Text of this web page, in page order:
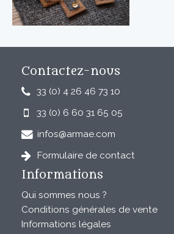
Contactez-nous
33 (0) 4 26 46 73 10
33 (0) 6 60 31 65 05
infos@armae.com
Formulaire de contact
Informations
Qui sommes nous ?
Conditions générales de vente
Informations légales